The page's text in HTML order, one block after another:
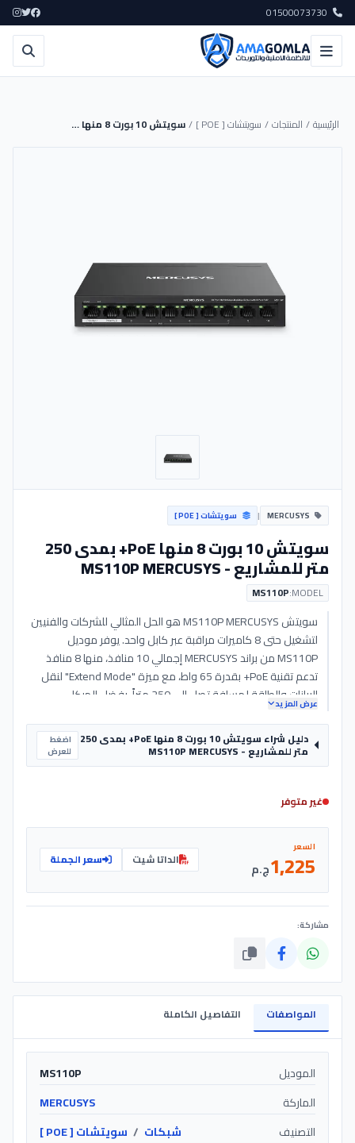
الرئيسية/ المنتجات/ سويتشات [ POE ] / سويتش 10 بورت 8 منها PoE+ بمدى 250 متر للمشاريع - MS110P MERCUSYS
| سويتشات [ POE ]
سويتش 10 بورت 8 منها PoE+ بمدى 250
متر للمشاريع - MS110P MERCUSYS
MODEL:
MS110P
سويتش MS110P MERCUSYS هو الحل المثالي للشركات والفنيين
لتشغيل حتى 8 كاميرات مراقبة عبر كابل واحد. يوفر موديل
MS110P من براند MERCUSYS إجمالي 10 منافذ، منها 8 منافذ
تدعم تقنية PoE+ بقدرة 65 واط، مع ميزة "Extend Mode" لنقل
البيانات والطاقة لمسافة تصل إلى 250 متراً. بفضل الهيكل
كاملاً لأنظمتك الأمنية.
عرض المزيد
دليل شراء سويتش 10 بورت 8 منها PoE+ بمدى 250
متر للمشاريع - MS110P MERCUSYS
اضغط
للعرض
غير متوفر
السعر
1,225ج.م الداتا شيت سعر الجملة
مشاركة:
المواصفات التفاصيل الكاملة
الموديل
MS110P
الماركة
MERCUSYS
التصنيف
شبكات / سويتشات [ POE ]